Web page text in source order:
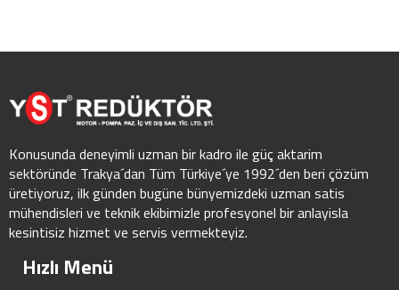
Konusunda deneyimli uzman bir kadro ile güç aktarim
sektöründe Trakya´dan Tüm Türkiye´ye 1992´den beri çözüm
üretiyoruz, ilk günden bugüne bünyemizdeki uzman satis
mühendisleri ve teknik ekibimizle profesyonel bir anlayisla
kesintisiz hizmet ve servis vermekteyiz.
Hızlı Menü